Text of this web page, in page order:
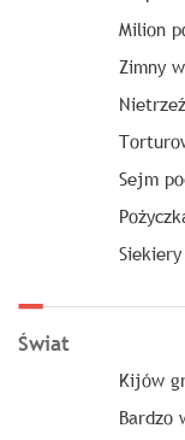
Milion
Zimny
Sejm
Świat
Kijów
Bardzo